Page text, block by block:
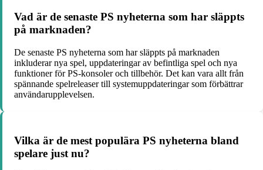
Vad är de senaste PS nyheterna som har släppts
på marknaden?
De senaste PS nyheterna som har släppts på marknaden
inkluderar nya spel, uppdateringar av befintliga spel och nya
funktioner för PS-konsoler och tillbehör. Det kan vara allt från
spännande spelreleaser till systemuppdateringar som förbättrar
användarupplevelsen.
Vilka är de mest populära PS nyheterna bland
spelare just nu?